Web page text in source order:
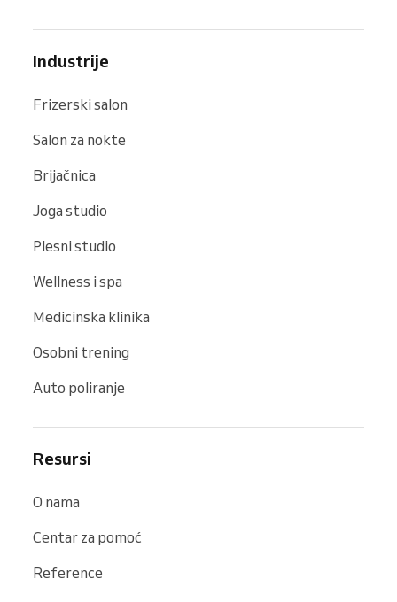
Industrije
Frizerski salon
Salon za nokte
Brijačnica
Joga studio
Plesni studio
Wellness i spa
Medicinska klinika
Osobni trening
Auto poliranje
Resursi
O nama
Centar za pomoć
Reference